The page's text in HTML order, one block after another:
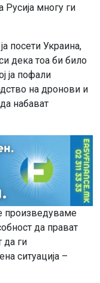
Русија многу ги
посети Украина,
дека тоа би било
ја пофали
на дронови и
набават
произведуваме
да прават
да ги
ситуација –